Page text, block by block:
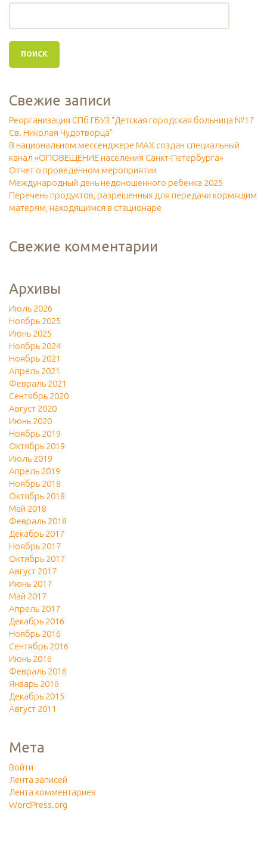
Свежие записи
Реорганизация СПб ГБУЗ “Детская городская больница №17
Св. Николая Чудотворца”
В национальном мессенджере МАХ создан специальный
канал «ОПОВЕЩЕНИЕ населения Санкт-Петербурга»
Отчет о проведенном мероприятии
Международный день недоношенного ребенка 2025
Перечень продуктов, разрешенных для передачи кормящим
матерям, находящимся в стационаре
Свежие комментарии
Архивы
Июль 2026
Ноябрь 2025
Июнь 2025
Ноябрь 2024
Ноябрь 2021
Апрель 2021
Февраль 2021
Сентябрь 2020
Август 2020
Июнь 2020
Ноябрь 2019
Октябрь 2019
Июль 2019
Апрель 2019
Ноябрь 2018
Октябрь 2018
Май 2018
Февраль 2018
Декабрь 2017
Ноябрь 2017
Октябрь 2017
Август 2017
Июнь 2017
Май 2017
Апрель 2017
Декабрь 2016
Ноябрь 2016
Сентябрь 2016
Июнь 2016
Февраль 2016
Январь 2016
Декабрь 2015
Август 2011
Мета
Войти
Лента записей
Лента комментариев
WordPress.org